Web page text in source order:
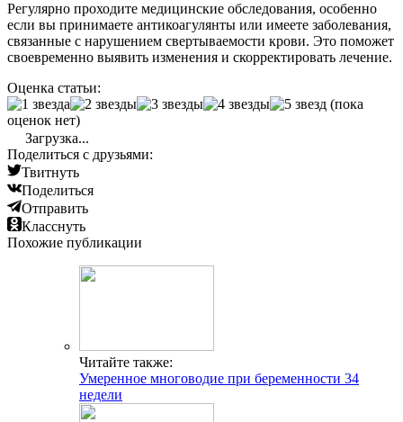
Регулярно проходите медицинские обследования, особенно
если вы принимаете антикоагулянты или имеете заболевания,
связанные с нарушением свертываемости крови. Это поможет
своевременно выявить изменения и скорректировать лечение.
Оценка статьи:
(пока
оценок нет)
Загрузка...
Поделиться с друзьями:
Твитнуть
Поделиться
Отправить
Класснуть
Похожие публикации
Читайте также:
Умеренное многоводие при беременности 34
недели